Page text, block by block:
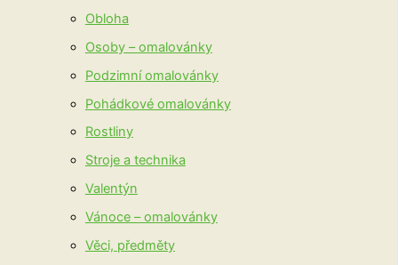
Obloha
Osoby – omalovánky
Podzimní omalovánky
Pohádkové omalovánky
Rostliny
Stroje a technika
Valentýn
Vánoce – omalovánky
Věci, předměty